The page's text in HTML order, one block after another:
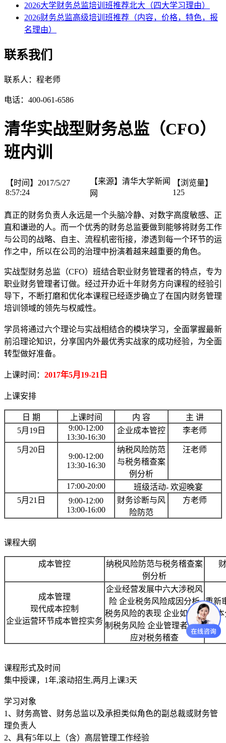
2026大学财务总监培训班推荐北大（四大学习理由）
2026财务总监高级培训班推荐（内容，价格，特色，报
名理由）
联系我们
联系人：程老师
电话：400-061-6586
清华实战型财务总监（CFO）
班内训
【时间】 2017/5/27
8:57:24
【来源】 清华大学新闻
网
【浏览量】
125
真正的财务负责人永远是一个头脑冷静、对数字高度敏感、正
直和谦逊的人。而一个优秀的财务总监要做到能够将财务工作
与公司的战略、自主、流程机密衔接，渗透到每一个环节的运
作之中，所以在公司的治理中扮演着越来越重要的角色。
实战型财务总监（CFO）班结合职业财务管理者的特点，专为
职业财务管理者订做。经过开办近十年财务方向课程的经验引
导下，不断打磨和优化本课程已经逐步确立了在国内财务管理
培训领域的领先与权威性。
学员将通过六个理论与实战相结合的模块学习，全面掌握最新
前沿理论知识，分享国内外最优秀实战家的成功经验，为全面
转型做好准备。
上课时间： 2017年5月19-21日
上课安排
日 期 上课时间 内 容
主 讲
5月19日
9:00-12:00
13:30-16:30
企业成本管控 李老师
5月20日
9:00-12:00
13:30-16:30
纳税风险防范
与税务稽查案
例分析
汪老师
17:00-20:00
班级活动- 欢迎晚宴
5月21日
9:00-12:00
13:00-16:00
财务诊断与风
险防范
方老师
课程大纲
成本管控
纳税风险防范与税务稽查案
例分析
成本管理
现代成本控制
企业运营环节成本管控实务
企业经营发展中六大涉税风
险 企业税务风险成因分析
税务风险的表现 企业如何控
制税务风险 企业管理者如何
应对税务稽查
重新
资本
课程形式及时间
集中授课，1年,滚动招生,两月上课3天
学习对象
1、财务高管、财务总监以及承担类似角色的副总裁或财务管
理负责人
2、具有5年以上（含）高层管理工作经验